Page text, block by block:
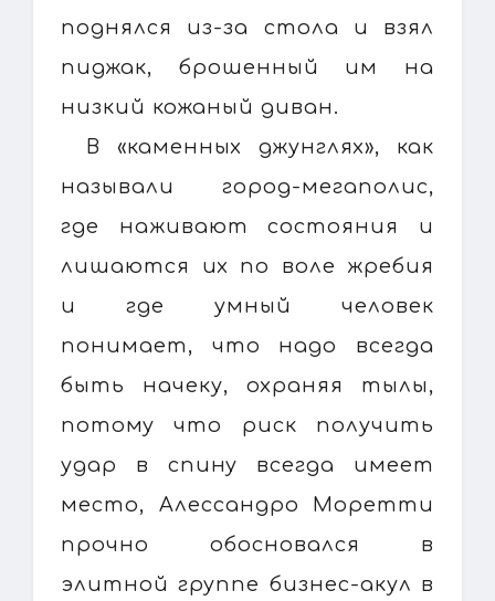
поднялся из-за стола и взял
пиджак, брошенный им на
низкий кожаный диван.
В «каменных джунглях», как
называли город-мегаполис,
где наживают состояния и
лишаются их по воле жребия
и где умный человек
понимает, что надо всегда
быть начеку, охраняя тылы,
потому что риск получить
удар в спину всегда имеет
место, Алессандро Моретти
прочно обосновался в
элитной группе бизнес-акул в